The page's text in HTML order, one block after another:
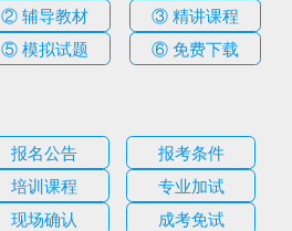
② 辅导教材
③ 精讲课程
⑤ 模拟试题 ⑥ 免费下载
报名公告
报考条件
培训课程
专业加试
现场确认
成考免试